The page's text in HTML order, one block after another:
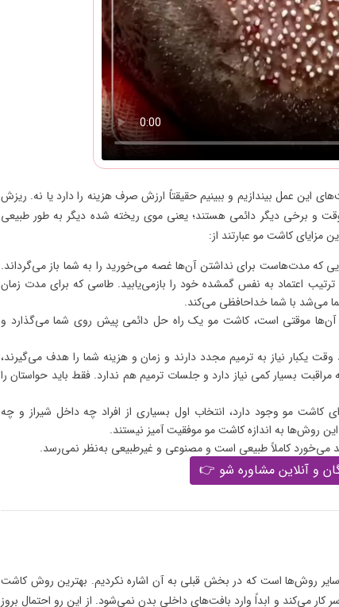
این عمل بیندازیم و ببینیم حقیقتاً ارزش صرف هزینه را دارد یا نه. ریزش
و برخی دیگر دائمی هستند؛ یعنی موی ریخته شده دیگر به طور طبیعی
کاشت مو عبارتند از:
که مدت‌هاست برای نداشتن آن‌ها غصه می‌خورید را به شما باز می‌گرداند.
اعتماد به نفس گمشده خود را بازمی‌یابید. طاسی که برای مدت زمان
می‌شد با شما خداحافظی می‌کند.
آن‌ها موقتی است، کاشت مو یک راه حل دائمی پیش روی شما می‌گذارد و
نیاز به ترمیم مجدد دارند و زمان و هزینه شما را هدف می‌گیرند،
بسیار کمی نیاز دارد و جلسات ترمیم هم ندارد. فقط باید حواستان را
کاشت مو وجود دارد، انتخاب اول بسیاری از افراد چه داخل شیراز و چه
روش‌ها به اندازه کاشت مو موفقیت آمیز نیستند.
می‌خورد کاملاً طبیعی است و مصنوعی و غیرطبیعی به‌نظر نمی‌رسد.
و آنلاین مشاوره شو 👉
روش‌ها است که در بخش قبلی به آن اشاره نکردیم. بهترین روش کاشت
و ابداً وارد بافت‌های داخلی بدن نمی‌شود. از این رو احتمال بروز